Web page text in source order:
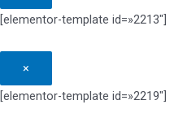
[elementor-template id=»2213″]
×
[elementor-template id=»2219″]